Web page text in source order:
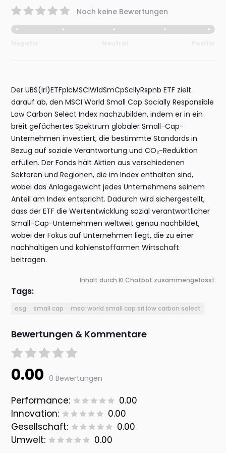
Noch keine Bewertungen
Der UBS(Irl)ETFplcMSCIWldSmCpScllyRspnb ETF zielt
darauf ab, den MSCI World Small Cap Socially Responsible
Low Carbon Select Index nachzubilden, indem er in ein
breit gefächertes Spektrum globaler Small-Cap-
Unternehmen investiert, die bestimmte Standards in
Bezug auf soziale Verantwortung und CO₂-Reduktion
erfüllen. Der Fonds hält Aktien aus verschiedenen
Sektoren und Regionen, die im Index enthalten sind,
wobei das Anlagegewicht jedes Unternehmens seinem
Anteil am Index entspricht. Dadurch wird sichergestellt,
dass der ETF die Wertentwicklung sozial verantwortlicher
Small-Cap-Unternehmen weltweit genau nachbildet,
wobei der Fokus auf Unternehmen liegt, die zu einer
nachhaltigen und kohlenstoffarmen Wirtschaft
beitragen.
Inhalt durch KI Chatbot zusammengefasst
Tags:
esg small cap msci world small cap sri low carbon select
Bewertungen & Kommentare
0.00 0 Bewertungen
Performance:
0.00
Innovation:
0.00
Gesellschaft:
0.00
Umwelt:
0.00